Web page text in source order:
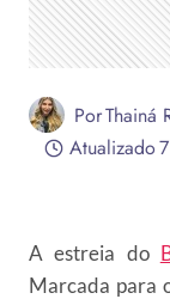
PorThainá
Atualizado
A estreia do
Marcada para